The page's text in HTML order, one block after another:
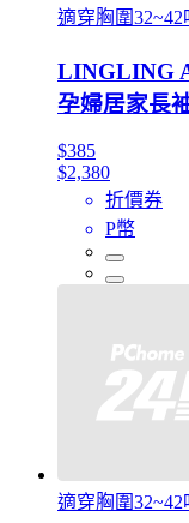
適穿胸圍32~42
LINGLING
孕婦居家長
$385
$2,380
折價券
P幣
適穿胸圍32~42